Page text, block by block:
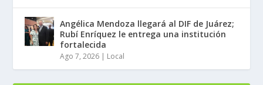
Angélica Mendoza llegará al DIF de Juárez;
Rubí Enríquez le entrega una institución
fortalecida
Ago 7, 2026 | Local